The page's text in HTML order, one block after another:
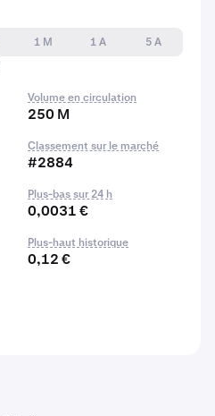
1 M 1 A
5 A
Volume en circulation
250 M
Classement sur le marché
#2884
Plus-bas sur 24 h
0,0031 €
Plus-haut historique
0,12 €